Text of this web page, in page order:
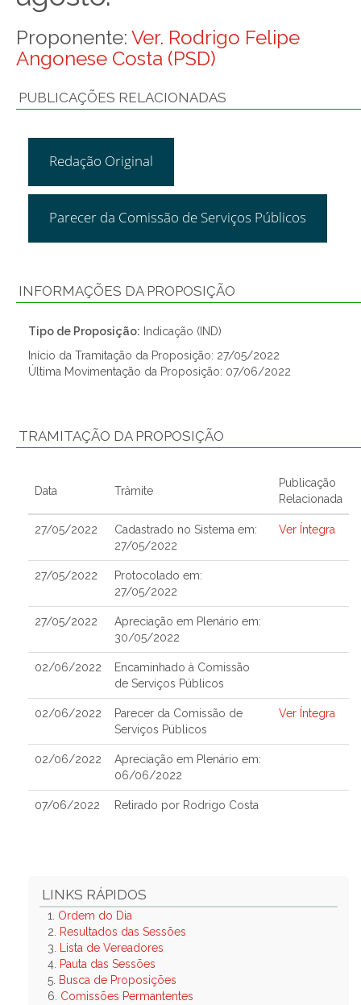
Proponente: Ver. Rodrigo Felipe
Angonese Costa (PSD)
PUBLICAÇÕES RELACIONADAS
Redação Original
Parecer da Comissão de Serviços Públicos
INFORMAÇÕES DA PROPOSIÇÃO
Tipo de Proposição: Indicação (IND)
Início da Tramitação da Proposição: 27/05/2022
Última Movimentação da Proposição: 07/06/2022
TRAMITAÇÃO DA PROPOSIÇÃO
Data Trâmite
Publicação
Relacionada
27/05/2022
Cadastrado no Sistema em:
27/05/2022
Ver Íntegra
27/05/2022
Protocolado em:
27/05/2022
27/05/2022
Apreciação em Plenário em:
30/05/2022
02/06/2022
Encaminhado à Comissão
de Serviços Públicos
02/06/2022
Parecer da Comissão de
Serviços Públicos
Ver Íntegra
02/06/2022
Apreciação em Plenário em:
06/06/2022
07/06/2022 Retirado por Rodrigo Costa
LINKS RÁPIDOS
1. Ordem do Dia
2.
Resultados das Sessões
3.
Lista de Vereadores
4. Pauta das Sessões
5. Busca de Proposições
6. Comissões Permantentes